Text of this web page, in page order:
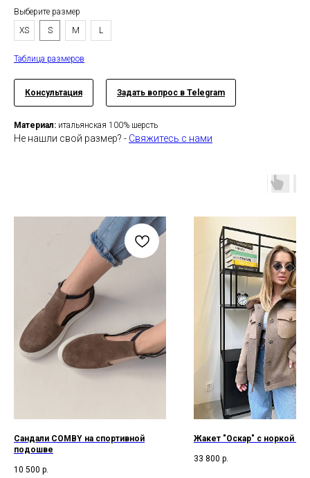
Выберите размер
XS
S M L
Таблица размеров
Консультация Задать вопрос в Telegram
Материал: итальянская 100% шерсть
Не нашли свой размер? - Свяжитесь с нами
Сандали COMBY на спортивной
подошве
10 500 р.
Жакет "Оскар" с норкой
33 800 р.